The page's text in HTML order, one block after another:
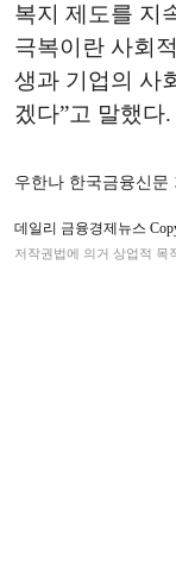
복지 제도를 지
극복이란 사회
생과 기업의 사
겠다”고 말했다.
우한나 한국금융신문
데일리 금융경제뉴스
저작권법에 의거 상업적 목